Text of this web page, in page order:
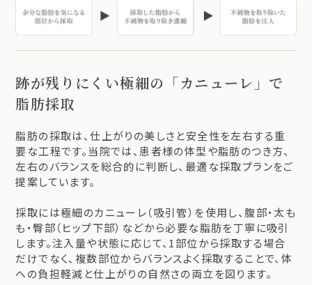
跡が残りにくい極細の「カニューレ」で
脂肪採取
脂肪の採取は、仕上がりの美しさと安全性を左右する重
要な工程です。当院では、患者様の体型や脂肪のつき方、
左右のバランスを総合的に判断し、最適な採取プランをご
提案しています。
採取には極細のカニューレ（吸引管）を使用し、腹部・太も
も・臀部（ヒップ下部）などから必要な脂肪を丁寧に吸引
します。注入量や状態に応じて、1部位から採取する場合
だけでなく、複数部位からバランスよく採取することで、体
への負担軽減と仕上がりの自然さの両立を図ります。